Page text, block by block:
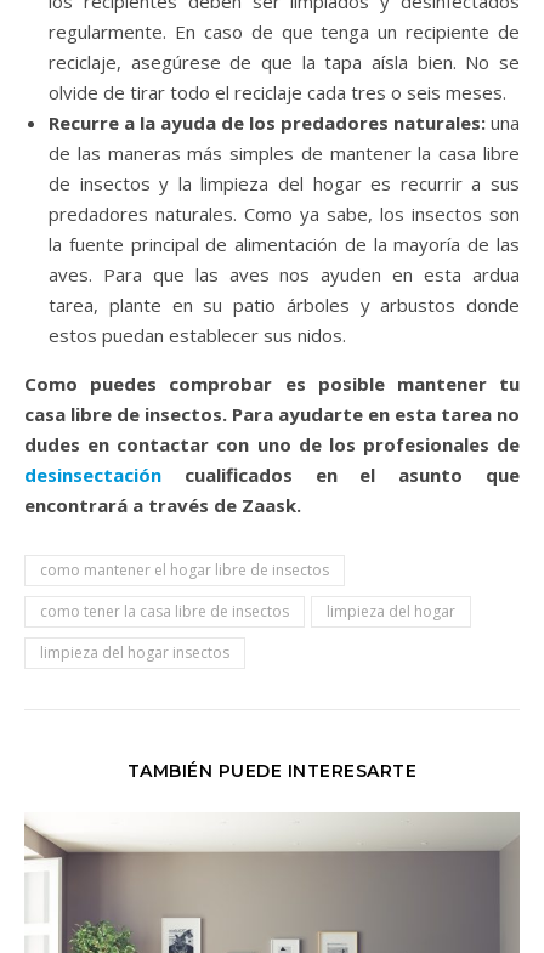
regularmente. En caso de que tenga un recipiente de
reciclaje, asegúrese de que la tapa aísla bien. No se
olvide de tirar todo el reciclaje cada tres o seis meses.
Recurre a la ayuda de los predadores naturales: una
de las maneras más simples de mantener la casa libre
de insectos y la limpieza del hogar es recurrir a sus
predadores naturales. Como ya sabe, los insectos son
la fuente principal de alimentación de la mayoría de las
aves. Para que las aves nos ayuden en esta ardua
tarea, plante en su patio árboles y arbustos donde
estos puedan establecer sus nidos.
Como puedes comprobar es posible mantener tu
casa libre de insectos. Para ayudarte en esta tarea no
dudes en contactar con uno de los profesionales de
desinsectación cualificados en el asunto que
encontrará a través de Zaask.
como mantener el hogar libre de insectos
como tener la casa libre de insectos
limpieza del hogar
limpieza del hogar insectos
TAMBIÉN PUEDE INTERESARTE